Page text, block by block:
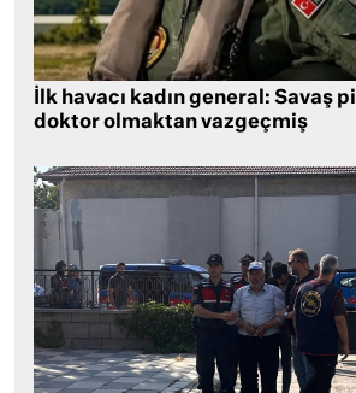
İlk havacı kadın general: Savaş
doktor olmaktan vazgeçmiş